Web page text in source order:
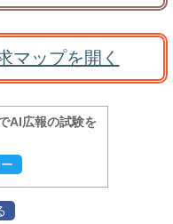
マップを開く
AI広報の試験を